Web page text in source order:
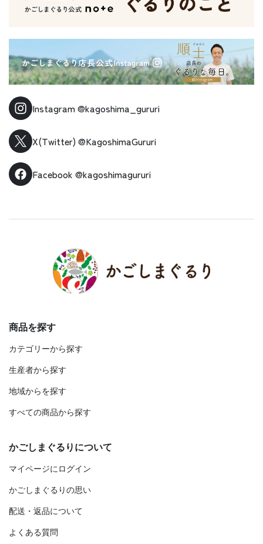
Instagram@kagoshima_gururi
X(Twitter) @KagoshimaGururi
Facebook @kagoshimagururi
商品を探す
カテゴリーから探す
生産者から探す
地域からを探す
すべての商品から探す
かごしまぐるりについて
マイページにログイン
かごしまぐるりの思い
配送・返品について
よくある質問